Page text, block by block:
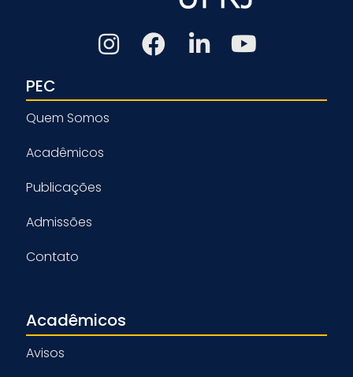
PEC
Quem Somos
Acadêmicos
Publicações
Admissões
Contato
Acadêmicos
Avisos